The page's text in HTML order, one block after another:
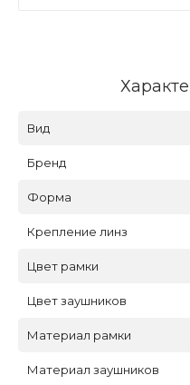
Вид
Бренд
Форма
Крепление линз
Цвет рамки
Цвет заушников
Материал рамки
Материал заушников